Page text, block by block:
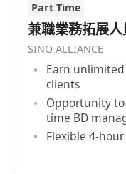
Part Time
兼職業務拓展
SINO ALLIANCE
Earn
clients
Opportunity
time BD
Flexible 4-